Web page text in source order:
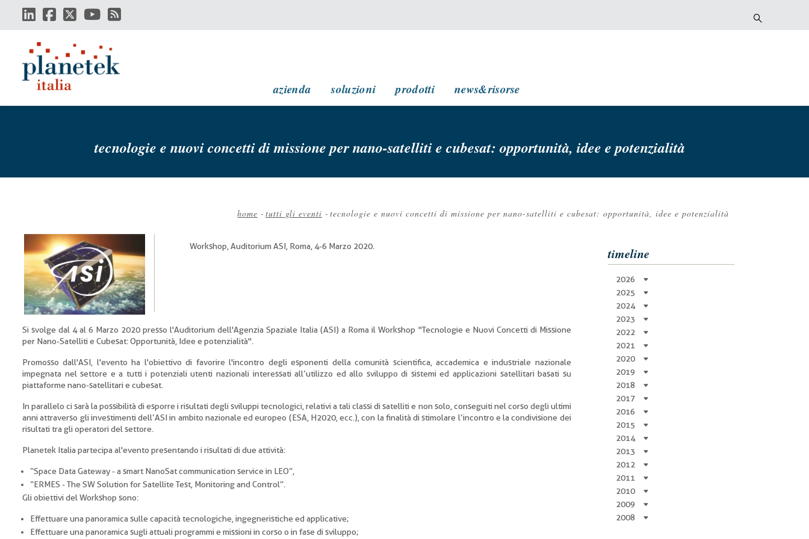
contenuto
azienda soluzioni prodotti news&risorse
tecnologie e nuovi concetti di missione per nano-satelliti e cubesat: opportunità, idee e potenzialità
di
home - tutti gli eventi - tecnologie e nuovi concetti di missione per nano-satelliti e cubesat: opportunità, idee e potenzialità
Workshop, Auditorium ASI, Roma, 4-6 Marzo 2020.
Si svolge dal 4 al 6 Marzo 2020 presso l'Auditorium dell'Agenzia Spaziale Italia (ASI) a Roma il Workshop "Tecnologie e Nuovi Concetti di Missione
per Nano-Satelliti e Cubesat: Opportunità, Idee e potenzialità".
Promosso dall'ASI, l'evento ha l'obiettivo di favorire l'incontro degli esponenti della comunità scientifica, accademica e industriale nazionale
impegnata nel settore e a tutti i potenziali utenti nazionali interessati all’utilizzo ed allo sviluppo di sistemi ed applicazioni satellitari basati su
piattaforme nano-satellitari e cubesat.
In parallelo ci sarà la possibilità di esporre i risultati degli sviluppi tecnologici, relativi a tali classi di satelliti e non solo, conseguiti nel corso degli ultimi
anni attraverso gli investimenti dell’ASI in ambito nazionale ed europeo (ESA, H2020, ecc.), con la finalità di stimolare l’incontro e la condivisione dei
risultati tra gli operatori del settore.
Planetek Italia partecipa al'evento presentando i risultati di due attività:
“Space Data Gateway - a smart NanoSat communication service in LEO”,
“ERMES - The SW Solution for Satellite Test, Monitoring and Control”.
Gli obiettivi del Workshop sono:
Effettuare una panoramica sulle capacità tecnologiche, ingegneristiche ed applicative;
Effettuare una panoramica sugli attuali programmi e missioni in corso o in fase di sviluppo;
timeline
2026
2025
2024
2023
2022
2021
2020
2019
2018
2017
2016
2015
2014
2013
2012
2011
2010
2009
2008